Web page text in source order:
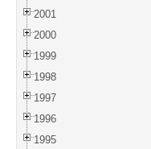
2001
2000
1999
1998
1997
1996
1995